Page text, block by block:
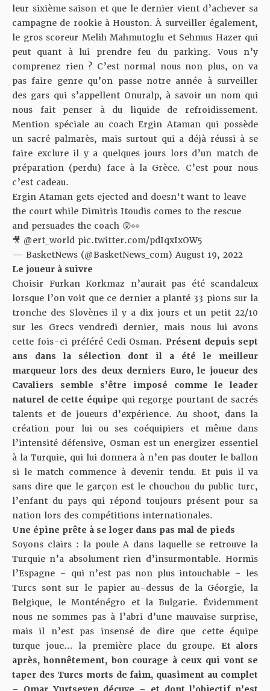
leur sixième saison et que le dernier vient d’achever sa
campagne de rookie à Houston.À surveiller également,
le gros scoreur Melih Mahmutoglu et Sehmus Hazer qui
peut quant à lui prendre feu du parking. Vous n’y
comprenez rien ? C’est normal nous non plus, on va
pas faire genre qu’on passe notre année à surveiller
des gars qui s’appellent Onuralp, à savoir un nom qui
nous fait penser à du liquide de refroidissement.
Mention spéciale au coach Ergin Ataman qui possède
un sacré palmarès, mais surtout qui a déjà réussi à se
faire exclure il y a quelques jours lors d’un match de
préparation (perdu) face à la Grèce. C’est pour nous
c’est cadeau.
Ergin Ataman gets ejected and doesn't want to leave
the court while Dimitris Itoudis comes to the rescue
and persuades the coach 😲👀
🎥 @ert_world pic.twitter.com/pdIqxIxOW5
— BasketNews (@BasketNews_com) August 19, 2022
Le joueur à suivre
Choisir Furkan Korkmaz n’aurait pas été scandaleux
lorsque l’on voit que ce dernier a planté 33 pions sur la
tronche des Slovènes il y a dix jours et un petit 22/10
sur les Grecs vendredi dernier, mais nous lui avons
cette fois-ci préféré Cedi Osman. Présent depuis sept
ans dans la sélection dont il a été le meilleur
marqueur lors des deux derniers Euro, le joueur des
Cavaliers semble s’être imposé comme le leader
naturel de cette équipe qui regorge pourtant de sacrés
talents et de joueurs d’expérience. Au shoot, dans la
création pour lui ou ses coéquipiers et même dans
l’intensité défensive, Osman est un energizer essentiel
à la Turquie, qui lui donnera à n’en pas douter le ballon
si le match commence à devenir tendu. Et puis il va
sans dire que le garçon est le chouchou du public turc,
l’enfant du pays qui répond toujours présent pour sa
nation lors des compétitions internationales.
Une épine prête à se loger dans pas mal de pieds
Soyons clairs : la poule A dans laquelle se retrouve la
Turquie n’a absolument rien d’insurmontable. Hormis
l’Espagne – qui n’est pas non plus intouchable – les
Turcs sont sur le papier au-dessus de la Géorgie, la
Belgique, le Monténégro et la Bulgarie. Évidemment
nous ne sommes pas à l’abri d’une mauvaise surprise,
mais il n’est pas insensé de dire que cette équipe
turque joue… la première place du groupe. Et alors
après, honnêtement, bon courage à ceux qui vont se
taper des Turcs morts de faim, quasiment au complet